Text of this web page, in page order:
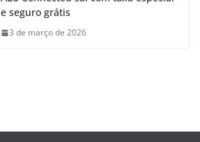
e seguro grátis
3 de março de 2026